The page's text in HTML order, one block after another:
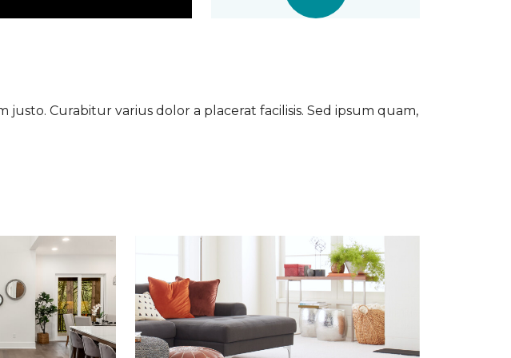
Curabitur varius dolor a placerat facilisis. Sed ipsum quam,